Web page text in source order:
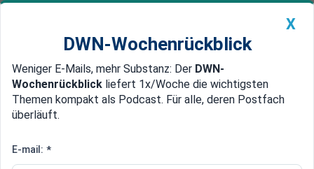
Newsticker MEIN DWN: Geldanlage Premium
Edelmetalle DWN-Magazin China
Flucht vor Sanktionen
Bank-Run: Russen ziehen massiv
X
DWN-Wochenrückblick
Weniger E-Mails, mehr Substanz: Der DWN-
Wochenrückblick liefert 1x/Woche die wichtigsten
Themen kompakt als Podcast. Für alle, deren Postfach
überläuft.
E-mail: *